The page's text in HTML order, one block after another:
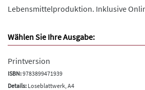
Lebensmittelproduktion. Inklusive
Wählen Sie Ihre Ausgabe:
Printversion
ISBN:9783899471939
Details: Loseblattwerk, A4